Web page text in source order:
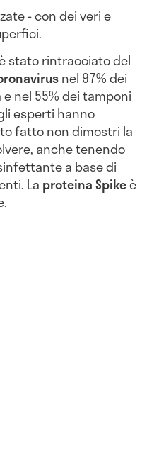
- con dei veri e
stato rintracciato del
nel 97% dei
nel 55% dei tamponi
esperti hanno
fatto non dimostri la
anche tenendo
a base di
La proteina Spikeè